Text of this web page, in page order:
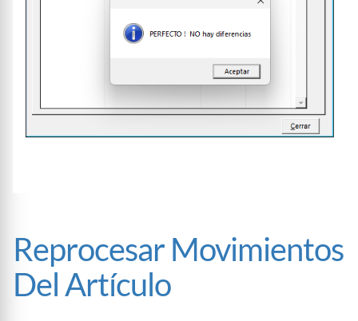
Reprocesar Movimientos
Del Artículo